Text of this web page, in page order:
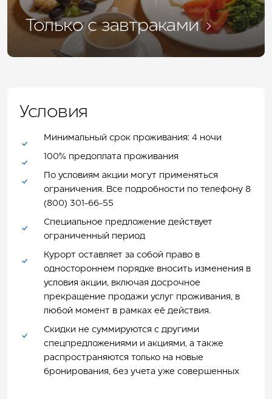
Только сзавтраками
Условия
Минимальный срок проживания: 4 ночи
100% предоплата проживания
По условиям акции могут применяться
ограничения. Все подробности по телефону 8
(800) 301-66-55
Специальное предложение действует
ограниченный период
Курорт оставляет за собой право в
одностороннем порядке вносить изменения в
условия акции, включая досрочное
прекращение продажи услуг проживания, в
любой момент в рамках её действия.
Скидки не суммируются с другими
спецпредложениями и акциями, а также
распространяются только на новые
бронирования, без учета уже совершенных